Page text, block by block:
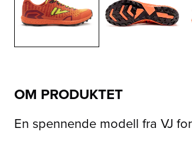
OM PRODUKTET
En spennende modell fra VJ